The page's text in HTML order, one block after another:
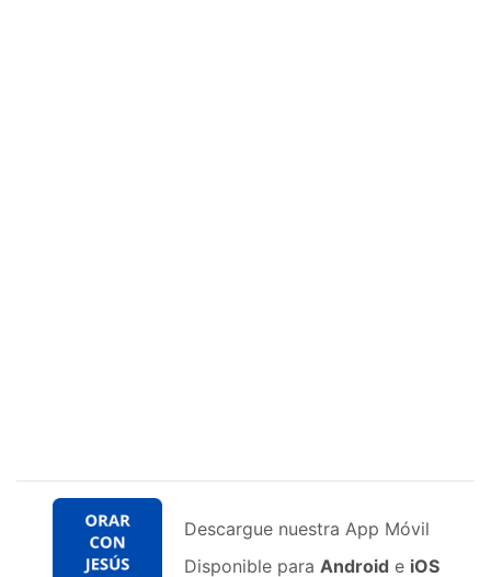
Descargue nuestra App Móvil
Disponible para Android e iOS